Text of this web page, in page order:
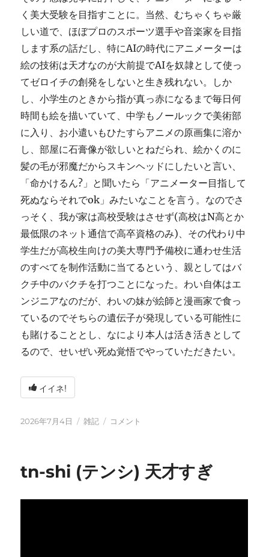
く美大受験を目指すことに。当然、むちゃくちゃ厳
しい道で、ほぼプロのスポーツ選手や音楽家を目指
します系の話だし、特にAIの時代にアニメーターは
絵の技術は天才なのが大前提でAIを奴隷として使っ
てゼロイチの創発をしないと生き残れない。しか
し、小学生のときから指が真っ赤になるまで毎日何
時間も絵を描いていて、中学もノールックで美術部
に入り、お小遣いもひたすらアニメの原画集に溶か
し、部屋に石膏像が欲しいとねだられ、絵かくのに
髪の毛が邪魔だからスキンヘッドにしたいと言い、
「命かけるん?」と聞いたら「アニメーター目指して
死ぬならそれでok」みたいなことを言う。なのでさ
っそく、我が家は高校受験はさせず(高校はN高とか
最低限のネット通信で高卒資格のみ)、その代わり中
学生だが高校生向けの美大専門予備校に通わせ生活
のすべてを制作活動に当てるという、親としてはバ
クチ中のバクチを打つことになった。わい自体はエ
ンジニアなのだが、わいの妹が絵師と漫画家で食っ
ているのでそちらの遺伝子が発現している可能性に
も賭けることとし、なにより本人は活き活きとして
るので、せいぜい死ぬ覚悟でやっていただきたい。
イイネ!
投
2026年7月4日
カ
ー
雑記
い
と
コメント
tn-shi (テンシ) 天才すぎ